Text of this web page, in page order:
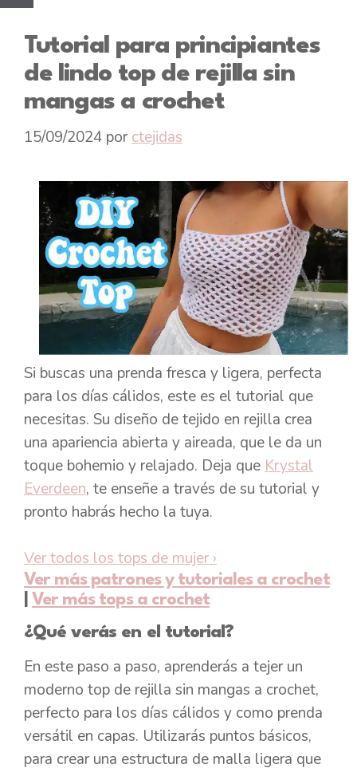
Tutorial para principiantes
de lindo top de rejilla sin
mangas a crochet
15/09/2024 por ctejidas
Si buscas una prenda fresca y ligera, perfecta
para los días cálidos, este es el tutorial que
necesitas. Su diseño de tejido en rejilla crea
una apariencia abierta y aireada, que le da un
toque bohemio y relajado. Deja que Krystal
Everdeen, te enseñe a través de su tutorial y
pronto habrás hecho la tuya.
Ver todos los tops de mujer ›
Ver más patrones y tutoriales a crochet
|Ver más tops a crochet
¿Qué verás en el tutorial?
En este paso a paso, aprenderás a tejer un
moderno top de rejilla sin mangas a crochet,
perfecto para los días cálidos y como prenda
versátil en capas. Utilizarás puntos básicos,
para crear una estructura de malla ligera que